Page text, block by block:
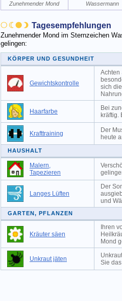
Zunehmender Mond Wassermann
Tagesempfehlungen
Zunehmender Mond im Sternzeichen
gelingen:
KÖRPER UND GESUNDHEIT
Gewichtskontrolle
Achten
sich
Haarfarbe
Bei
kräftig.
Krafttraining
Der
heute
HAUSHALT
Malern,
Tapezieren
Langes Lüften
Der
und
GARTEN, PFLANZEN
Kräuter säen
Ihren
Mond
Unkraut jäten
Sie